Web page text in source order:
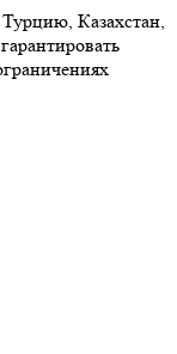
Казахстан,